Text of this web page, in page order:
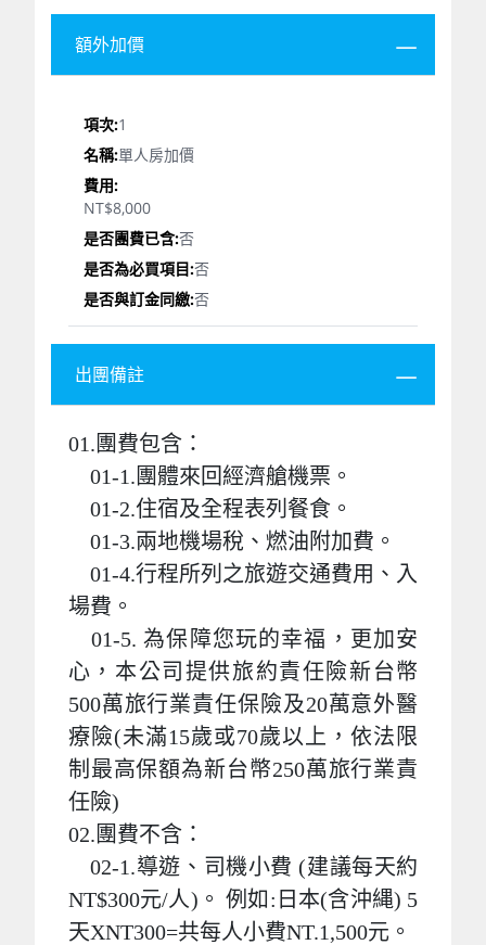
額外加價
1
單人房加價
NT$8,000
否
否
否
出團備註
01.團費包含：
01-1.團體來回經濟艙機票。
01-2.住宿及全程表列餐食。
01-3.兩地機場稅、燃油附加費。
01-4.行程所列之旅遊交通費用、入
場費。
01-5. 為保障您玩的幸福，更加安
心，本公司提供旅約責任險新台幣
500萬旅行業責任保險及20萬意外醫
療險(未滿15歲或70歲以上，依法限
制最高保額為新台幣250萬旅行業責
任險)
02.團費不含：
02-1.導遊、司機小費 (建議每天約
NT$300元/人)。 例如:日本(含沖縄) 5
天XNT300=共每人小費NT.1,500元。